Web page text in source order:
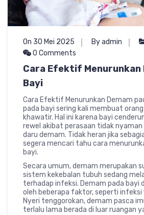
On 30 Mei 2025 By admin
0 Comments
Cara Efektif Menurunkan
Bayi
Cara Efektif Menurunkan Demam
pada bayi sering kali membuat
khawatir. Hal ini karena bayi
rewel akibat perasaan tidak
daru demam. Tidak heran jika
segera mencari tahu cara
bayi.
Secara umum, demam merupakan
sistem kekebalan tubuh sedang
terhadap infeksi. Demam pada bayi
oleh beberapa faktor, seperti
Nyeri tenggorokan, demam pasca
terlalu lama berada di luar ruangan